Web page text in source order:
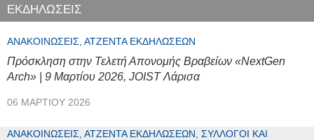
ΕΚΔΗΛΩΣΕΙΣ
ΑΝΑΚΟΙΝΏΣΕΙΣ, ΑΤΖΈΝΤΑ ΕΚΔΗΛΏΣΕΩΝ
Πρόσκληση στην Τελετή Απονομής Βραβείων «NextGen
Arch» | 9 Μαρτίου 2026, JOIST Λάρισα
06 ΜΑΡΤΊΟΥ 2026
ΑΝΑΚΟΙΝΏΣΕΙΣ, ΑΤΖΈΝΤΑ ΕΚΔΗΛΏΣΕΩΝ, ΣΎΛΛΟΓΟΙ ΚΑΙ